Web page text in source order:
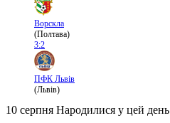
Ворскла
(Полтава)
3:2
ПФК Львів
(Львів)
10 серпня Народилися у цей день